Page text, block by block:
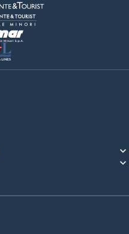
expand_more
expand_more